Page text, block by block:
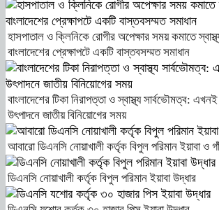
হাসপাতাল ও ক্লিনিকে রোগীর অপেক্ষার সময় কমাতে
বাংলাদেশের প্রেক্ষাপটে একটি বাস্তবসম্মত সমাধান
বাংলাদেশের টিকা নিরাপত্তা ও স্বাস্থ্য সার্বভৌমত্ব:
উৎপাদনে জাতীয় বিনিয়োগের সময়
আবারো ডিএনসি নোয়াখালী কর্তৃক বিপুল পরিমান ইয়াবা ও
ডিএনসি নোয়াখালী কর্তৃক বিপুল পরিমান ইয়াবা উদ্ধার